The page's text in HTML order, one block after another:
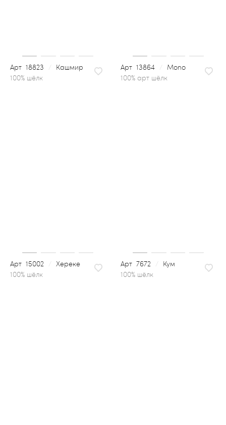
18823 Кашмир 13864
Mono
100% арт шёлк
15002 Хереке 7672
Кум
100% шёлк